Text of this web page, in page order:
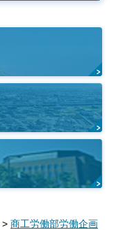
> 商工労働部労働企画